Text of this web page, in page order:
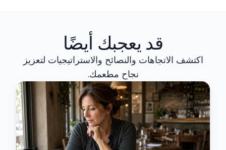
قد يعجبك أيضًا
اكتشف الاتجاهات والنصائح والاستراتيجيات لتعزيز
نجاح مطعمك.